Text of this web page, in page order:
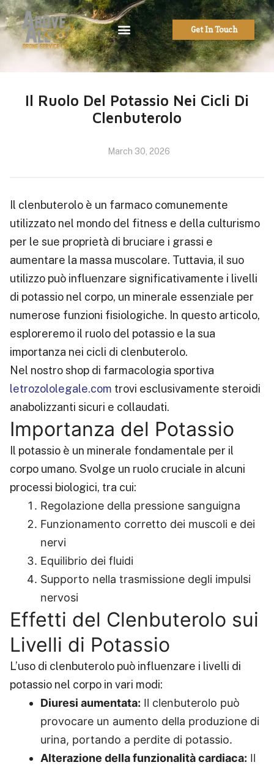
Get In Touch
Il Ruolo Del Potassio Nei Cicli Di
Clenbuterolo
March 30, 2026
Il clenbuterolo è un farmaco comunemente
utilizzato nel mondo del fitness e della culturismo
per le sue proprietà di bruciare i grassi e
aumentare la massa muscolare. Tuttavia, il suo
utilizzo può influenzare significativamente i livelli
di potassio nel corpo, un minerale essenziale per
numerose funzioni fisiologiche. In questo articolo,
esploreremo il ruolo del potassio e la sua
importanza nei cicli di clenbuterolo.
Nel nostro shop di farmacologia sportiva
letrozololegale.com trovi esclusivamente steroidi
anabolizzanti sicuri e collaudati.
Importanza del Potassio
Il potassio è un minerale fondamentale per il
corpo umano. Svolge un ruolo cruciale in alcuni
processi biologici, tra cui:
Regolazione della pressione sanguigna
Funzionamento corretto dei muscoli e dei
nervi
Equilibrio dei fluidi
Supporto nella trasmissione degli impulsi
nervosi
Effetti del Clenbuterolo sui
Livelli di Potassio
L’uso di clenbuterolo può influenzare i livelli di
potassio nel corpo in vari modi:
Diuresi aumentata: Il clenbuterolo può
provocare un aumento della produzione di
urina, portando a perdite di potassio.
Alterazione della funzionalità cardiaca: Il